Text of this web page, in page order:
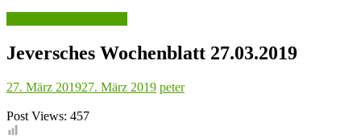
Jeversches Wochenblatt 27.03.2019
27. März 201927. März 2019 peter
Post Views: 457